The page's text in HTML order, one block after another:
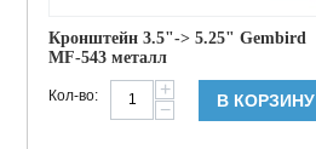
Кронштейн 3.5"-> 5.25" Gembird
MF-543 металл
Кол-во:
+
−
В КОРЗИНУ